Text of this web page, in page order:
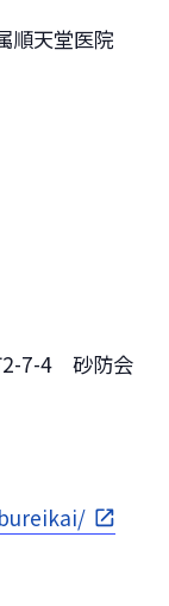
順天堂医院
2-7-4 砂防会